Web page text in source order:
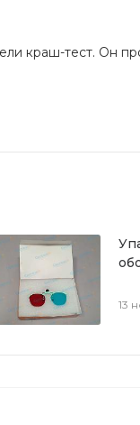
краш-тест. Он
13